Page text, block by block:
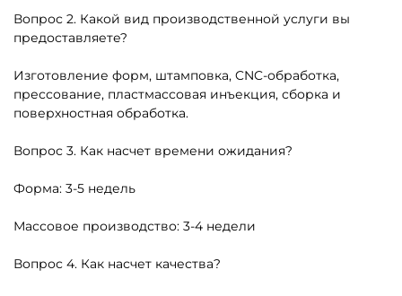
Вопрос 2. Какой вид производственной услуги вы
предоставляете?
Изготовление форм, штамповка, CNC-обработка,
прессование, пластмассовая инъекция, сборка и
поверхностная обработка.
Вопрос 3. Как насчет времени ожидания?
Форма: 3-5 недель
Массовое производство: 3-4 недели
Вопрос 4. Как насчет качества?